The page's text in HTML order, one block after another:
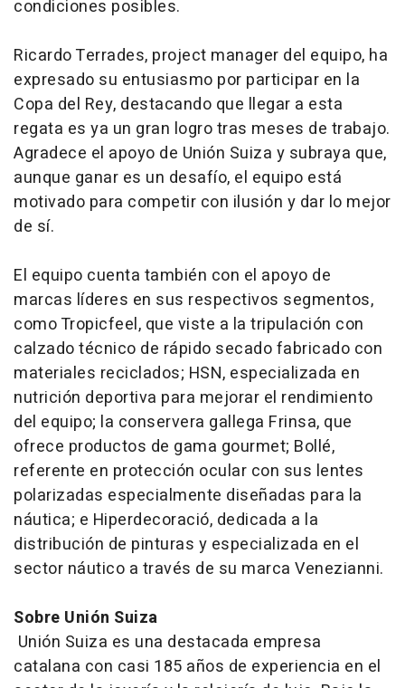
condiciones posibles.
Ricardo Terrades, project manager del equipo, ha
expresado su entusiasmo por participar en la
Copa del Rey, destacando que llegar a esta
regata es ya un gran logro tras meses de trabajo.
Agradece el apoyo de Unión Suiza y subraya que,
aunque ganar es un desafío, el equipo está
motivado para competir con ilusión y dar lo mejor
de sí.
El equipo cuenta también con el apoyo de
marcas líderes en sus respectivos segmentos,
como Tropicfeel, que viste a la tripulación con
calzado técnico de rápido secado fabricado con
materiales reciclados; HSN, especializada en
nutrición deportiva para mejorar el rendimiento
del equipo; la conservera gallega Frinsa, que
ofrece productos de gama gourmet; Bollé,
referente en protección ocular con sus lentes
polarizadas especialmente diseñadas para la
náutica; e Hiperdecoració, dedicada a la
distribución de pinturas y especializada en el
sector náutico a través de su marca Venezianni.
Sobre Unión Suiza
Unión Suiza es una destacada empresa
catalana con casi 185 años de experiencia en el